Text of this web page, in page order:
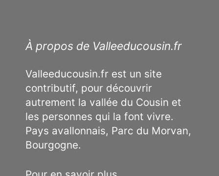
À propos de Valleeducousin.fr
Valleeducousin.fr est un site
contributif, pour découvrir
autrement la vallée du Cousin et
les personnes qui la font vivre.
Pays avallonnais, Parc du Morvan,
Bourgogne.